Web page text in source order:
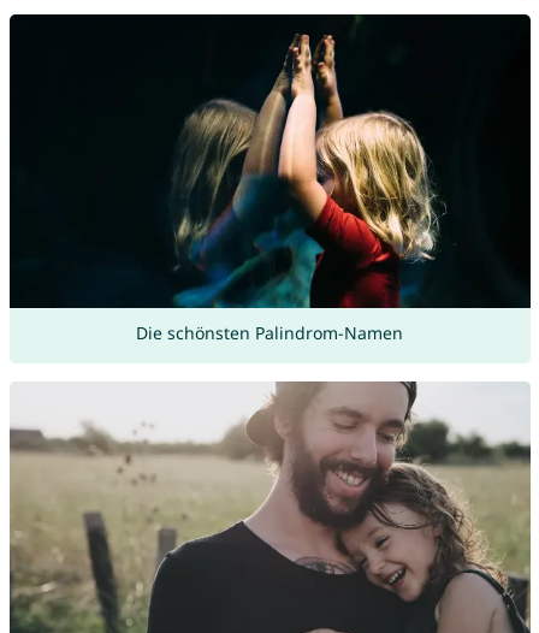
Die schönsten Palindrom-Namen